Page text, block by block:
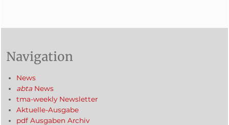
Navigation
News
abta News
tma-weekly Newsletter
Aktuelle-Ausgabe
pdf Ausgaben Archiv